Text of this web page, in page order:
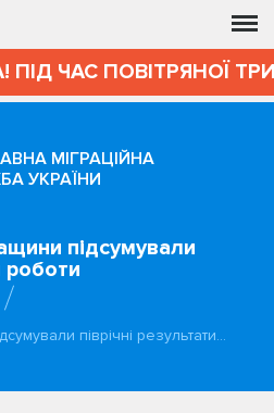
ЧАС ПОВІТРЯНОЇ
МІГРАЦІЙНА
УКРАЇНИ
підсумували
роботи
піврічні результати…